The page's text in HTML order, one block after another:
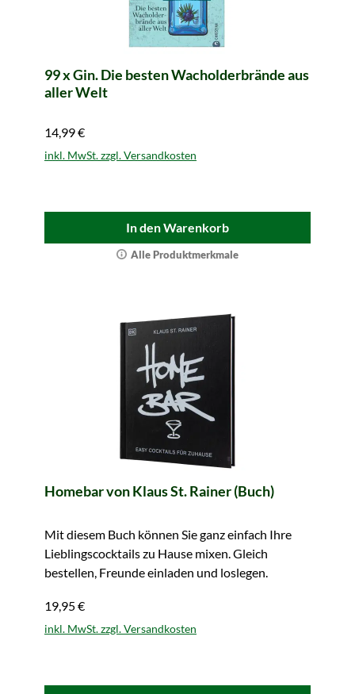
99 x Gin. Die besten Wacholderbrände aus
aller Welt
14,99 €
inkl. MwSt. zzgl. Versandkosten
In den Warenkorb
Alle Produktmerkmale
Homebar von Klaus St. Rainer (Buch)
Mit diesem Buch können Sie ganz einfach Ihre
Lieblingscocktails zu Hause mixen. Gleich
bestellen, Freunde einladen und loslegen.
19,95 €
inkl. MwSt. zzgl. Versandkosten